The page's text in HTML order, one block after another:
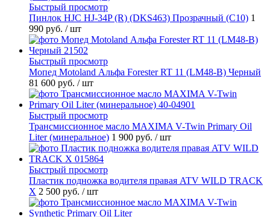
Быстрый просмотр
Пинлок HJC HJ-34P (R) (DKS463) Прозрачный (C10) 1
990 руб. / шт
Быстрый просмотр
Мопед Motoland Альфа Forester RT 11 (LM48-B) Черный
81 600 руб. / шт
Быстрый просмотр
Трансмиссионное масло MAXIMA V-Twin Primary Oil
Liter (минеральное) 1 900 руб. / шт
Быстрый просмотр
Пластик подножка водителя правая ATV WILD TRACK
X 2 500 руб. / шт